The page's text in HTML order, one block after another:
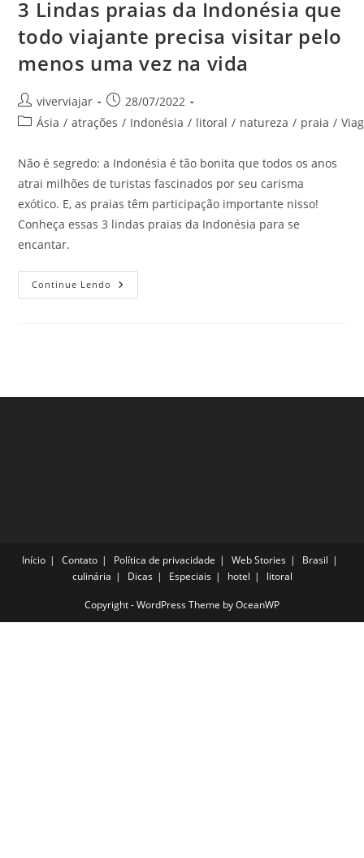
3 Lindas praias da Indonésia que
todo viajante precisa visitar pelo
menos uma vez na vida
Autor
do
viverviajar
Post
publicado:
28/07/2022
Categoria
post:
Ásia / atrações / Indonésia / litoral / natureza / praia /
Não é segredo: a Indonésia é tão bonita que todos os anos
atrai milhões de turistas fascinados por seu carisma
exótico. E, as praias têm participação importante nisso!
Conheça essas 3 lindas praias da Indonésia para se
encantar.
Continue Lendo
Lindas
Pelo
Início Contato Política de privacidade Web Stories
Brasil
culinária
Dicas Especiais hotel litoral
Copyright - WordPress Theme by OceanWP